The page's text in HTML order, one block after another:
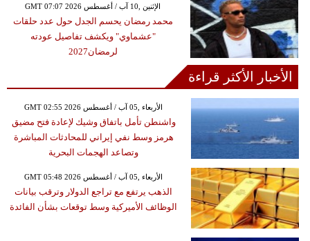
GMT 07:07 2026 الإثنين ,10 آب / أغسطس
محمد رمضان يحسم الجدل حول عدد حلقات
"عشماوي" ويكشف تفاصيل عودته
لرمضان2027
الأخبار الأكثر قراءة
GMT 02:55 2026 الأربعاء ,05 آب / أغسطس
واشنطن تأمل باتفاق وشيك لإعادة فتح مضيق
هرمز وسط نفي إيراني للمحادثات المباشرة
وتصاعد الهجمات البحرية
GMT 05:48 2026 الأربعاء ,05 آب / أغسطس
الذهب يرتفع مع تراجع الدولار وترقب بيانات
الوظائف الأميركية وسط توقعات بشأن الفائدة